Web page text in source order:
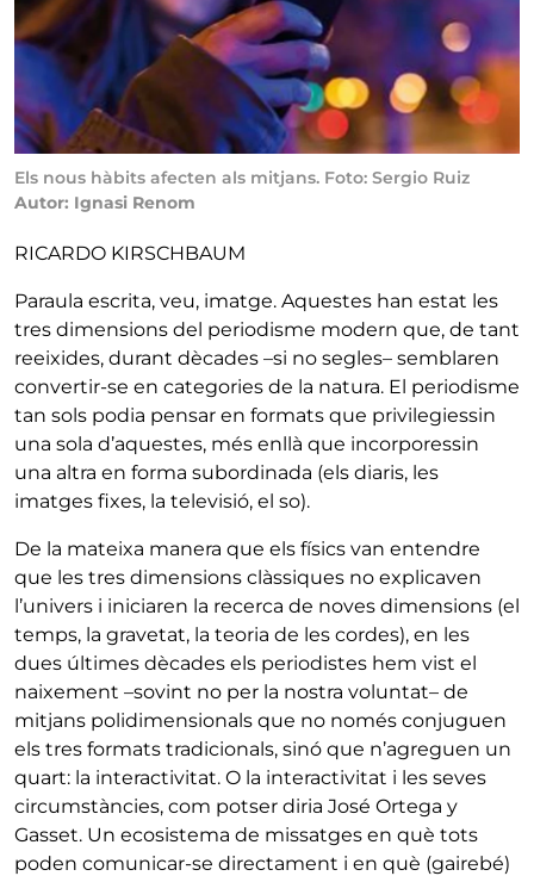
Els nous hàbits afecten als mitjans. Foto: Sergio Ruiz
Autor: Ignasi Renom
RICARDO KIRSCHBAUM
Paraula escrita, veu, imatge. Aquestes han estat les
tres dimensions del periodisme modern que, de tant
reeixides, durant dècades –si no segles– semblaren
convertir-se en categories de la natura. El periodisme
tan sols podia pensar en formats que privilegiessin
una sola d’aquestes, més enllà que incorporessin
una altra en forma subordinada (els diaris, les
imatges fixes, la televisió, el so).
De la mateixa manera que els físics van entendre
que les tres dimensions clàssiques no explicaven
l’univers i iniciaren la recerca de noves dimensions (el
temps, la gravetat, la teoria de les cordes), en les
dues últimes dècades els periodistes hem vist el
naixement –sovint no per la nostra voluntat– de
mitjans polidimensionals que no només conjuguen
els tres formats tradicionals, sinó que n’agreguen un
quart: la interactivitat. O la interactivitat i les seves
circumstàncies, com potser diria José Ortega y
Gasset. Un ecosistema de missatges en què tots
poden comunicar-se directament i en què (gairebé)